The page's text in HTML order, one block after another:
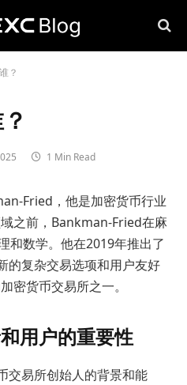
？
1 Min Read
Fried，他是加密货币行业
之前，Bankman-Fried在麻
和数学。他在2019年推出了
的复杂交易选项和用户友好
密货币交易所之一。
用户的重要性
交易所创始人的背景和能